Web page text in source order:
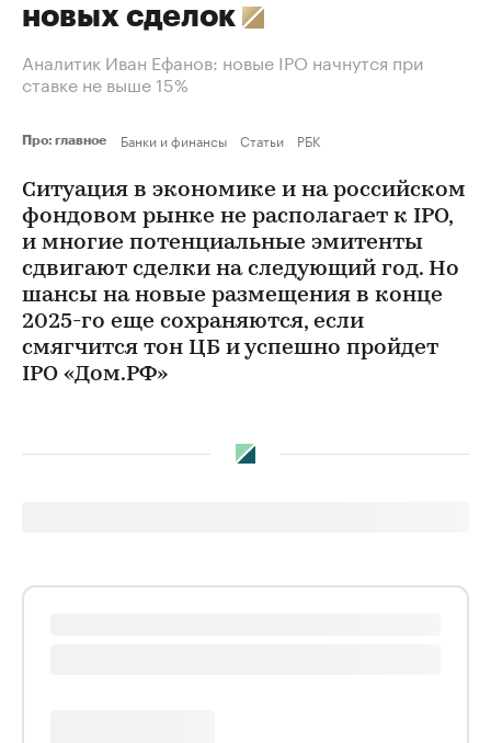
новых сделок
Аналитик Иван Ефанов: новые IPO начнутся при
ставке не выше 15%
Про: главное Банки и финансы Статьи РБК
Ситуация в экономике и на российском
фондовом рынке не располагает к IPO,
и многие потенциальные эмитенты
сдвигают сделки на следующий год. Но
шансы на новые размещения в конце
2025-го еще сохраняются, если
смягчится тон ЦБ и успешно пройдет
IPO «Дом.РФ»